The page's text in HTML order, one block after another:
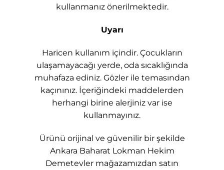
kullanmanız önerilmektedir.
Uyarı
Haricen kullanım içindir. Çocukların
ulaşamayacağı yerde, oda sıcaklığında
muhafaza ediniz. Gözler ile temasından
kaçınınız. İçeriğindeki maddelerden
herhangi birine alerjiniz var ise
kullanmayınız.
Ürünü orijinal ve güvenilir bir şekilde
Ankara Baharat Lokman Hekim
Demetevler mağazamızdan satın